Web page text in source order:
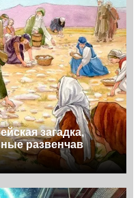
загадка,
развенчав